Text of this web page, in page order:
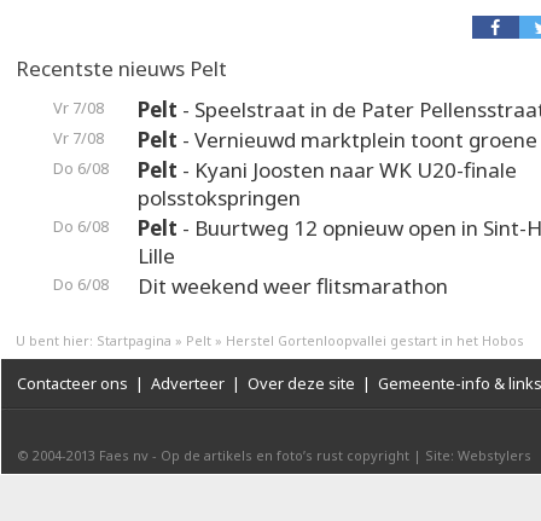
Recentste nieuws Pelt
Vr 7/08 Pelt - Speelstraat in de Pater
Vr 7/08 Pelt - Vernieuwd marktplein toont
Do 6/08 Pelt - Kyani Joosten naar WK U20-finale
polsstokspringen
Do 6/08 Pelt - Buurtweg 12 opnieuw open in Sint-
Lille
Do 6/08 Dit weekend weer flitsmarathon
U bent hier: Startpagina » Pelt » Herstel Gortenloopvallei gestart in het Hobos
Contacteer ons | Adverteer | Over deze site | Gemeente-info & links
© 2004-2013 Faes nv - Op de artikels en foto’s rust copyright | Site: Webstylers